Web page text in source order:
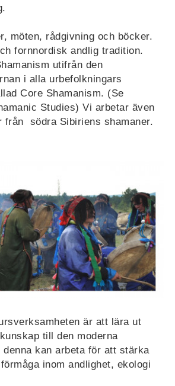
möten, rådgivning och böcker.
fornnordisk andlig tradition.
utifrån den
i alla urbefolkningars
Core Shamanism. (Se
Studies) Vi arbetar även
från södra Sibiriens shamaner.
är att lära ut
till den moderna
denna kan arbeta för att stärka
inom andlighet, ekologi